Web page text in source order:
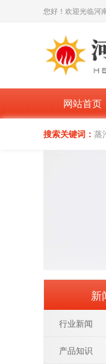
您好！欢迎光临河
网站首页
搜索关键词： 蒸
新
行业新闻
产品知识